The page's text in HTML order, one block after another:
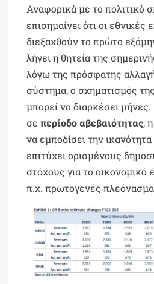
Αναφορικά με το πολιτικό
επισημαίνει ότι οι εθνικές
διεξαχθούν το πρώτο
λήγει η θητεία της
λόγω της πρόσφατης
σύστημα, ο σχηματισμός
μπορεί να διαρκέσει
σεπερίοδο αβεβαιότητας,
να εμποδίσει την
επιτύχει ορισμένους
στόχους για το
π.χ. πρωτογενές